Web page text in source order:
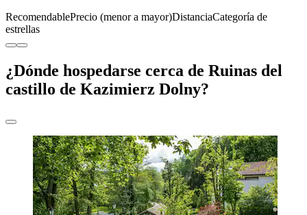
RecomendablePrecio (menor a mayor)DistanciaCategoría de
estrellas
¿Dónde hospedarse cerca de Ruinas del
castillo de Kazimierz Dolny?